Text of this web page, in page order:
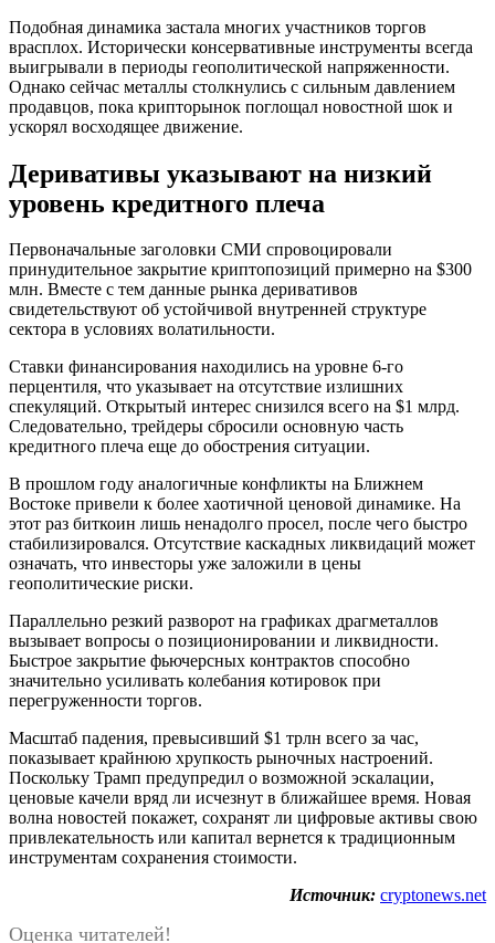
Подобная динамика застала многих участников торгов
врасплох. Исторически консервативные инструменты всегда
выигрывали в периоды геополитической напряженности.
Однако сейчас металлы столкнулись с сильным давлением
продавцов, пока крипторынок поглощал новостной шок и
ускорял восходящее движение.
Деривативы указывают на низкий
уровень кредитного плеча
Первоначальные заголовки СМИ спровоцировали
принудительное закрытие криптопозиций примерно на $300
млн. Вместе с тем данные рынка деривативов
свидетельствуют об устойчивой внутренней структуре
сектора в условиях волатильности.
Ставки финансирования находились на уровне 6-го
перцентиля, что указывает на отсутствие излишних
спекуляций. Открытый интерес снизился всего на $1 млрд.
Следовательно, трейдеры сбросили основную часть
кредитного плеча еще до обострения ситуации.
В прошлом году аналогичные конфликты на Ближнем
Востоке привели к более хаотичной ценовой динамике. На
этот раз биткоин лишь ненадолго просел, после чего быстро
стабилизировался. Отсутствие каскадных ликвидаций может
означать, что инвесторы уже заложили в цены
геополитические риски.
Параллельно резкий разворот на графиках драгметаллов
вызывает вопросы о позиционировании и ликвидности.
Быстрое закрытие фьючерсных контрактов способно
значительно усиливать колебания котировок при
перегруженности торгов.
Масштаб падения, превысивший $1 трлн всего за час,
показывает крайнюю хрупкость рыночных настроений.
Поскольку Трамп предупредил о возможной эскалации,
ценовые качели вряд ли исчезнут в ближайшее время. Новая
волна новостей покажет, сохранят ли цифровые активы свою
привлекательность или капитал вернется к традиционным
инструментам сохранения стоимости.
Источник: cryptonews.net
Оценка читателей!